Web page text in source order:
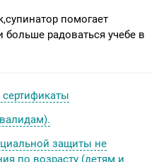
помогает
радоваться учебе в
защиты не
по возрасту (детям и